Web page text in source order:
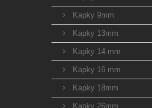
Kapky 9mm
Kapky 13mm
Kapky 14 mm
Kapky 16 mm
Kapky 18mm
Kapky 26mm